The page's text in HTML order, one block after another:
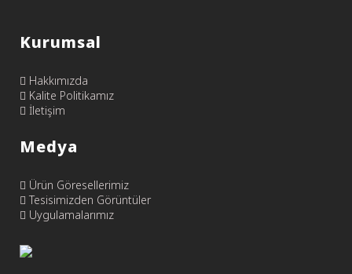
Kurumsal
Hakkımızda
Kalite Politikamız
İletişim
Medya
Ürün Göresellerimiz
Tesisimizden Görüntüler
Uygulamalarımız